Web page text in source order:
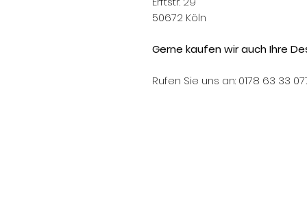
50672 Köln
Gerne kaufen wir auch Ihre
Rufen Sie uns an: 0178 63 33